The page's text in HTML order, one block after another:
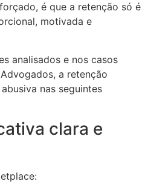
é que a retenção só é
motivada e
analisados e nos casos
a retenção
nas seguintes
clara e